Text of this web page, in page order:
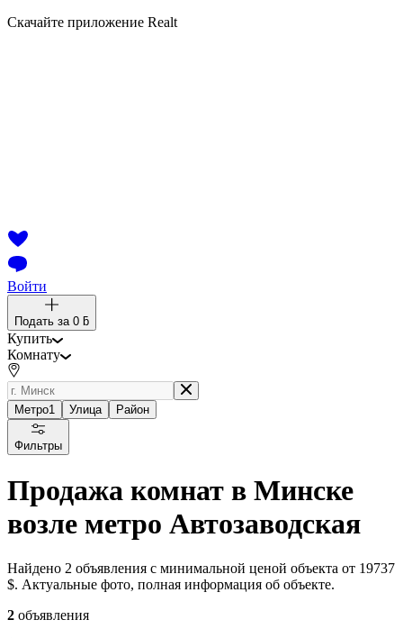
Скачайте приложение Realt
Войти
Подать за 0 ƃ
Купить
Комнату
Метро1 Улица Район
Фильтры
Продажа комнат в Минске
возле метро Автозаводская
Найдено 2 объявления с минимальной ценой объекта от 19737
$. Актуальные фото, полная информация об объекте.
2 объявления